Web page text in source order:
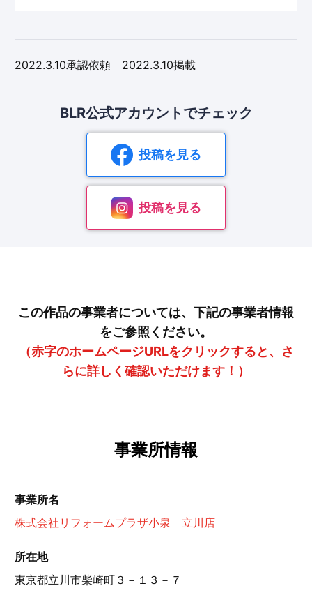
2022.3.10承認依頼 2022.3.10掲載
BLR公式アカウントでチェック
投稿を見る
投稿を見る
この作品の事業者については、下記の事業者情報
をご参照ください。
（赤字のホームページURLをクリックすると、さ
らに詳しく確認いただけます！）
事業所情報
事業所名
株式会社リフォームプラザ小泉 立川店
所在地
東京都立川市柴崎町３－１３－７